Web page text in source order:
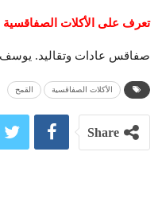
تعرف على الأكلات
صفاقس عادات وتقاليد.
الأكلات الصفاقسية القمح
Share